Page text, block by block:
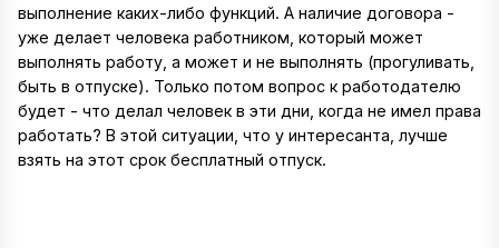
выполнение каких-либо функций. А наличие договора -
уже делает человека работником, который может
выполнять работу, а может и не выполнять (прогуливать,
быть в отпуске). Только потом вопрос к работодателю
будет - что делал человек в эти дни, когда не имел права
работать? В этой ситуации, что у интересанта, лучше
взять на этот срок бесплатный отпуск.